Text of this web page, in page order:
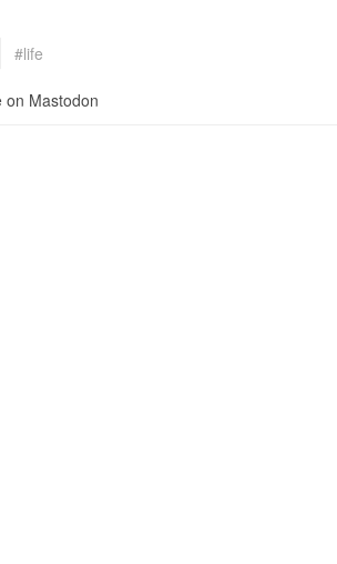
life
on Mastodon